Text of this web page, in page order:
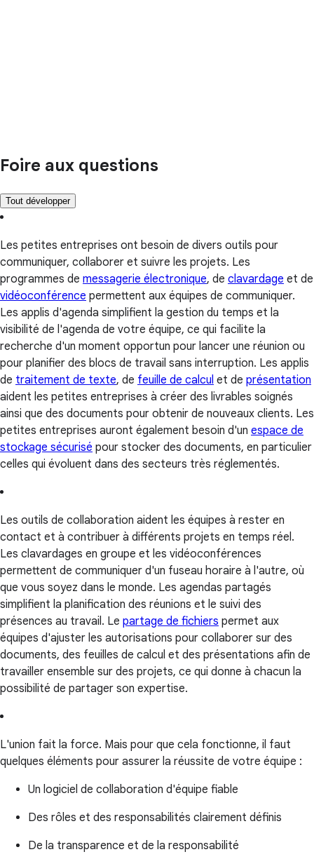
Foire aux questions
Tout développer
Les petites entreprises ont besoin de divers outils pour
communiquer, collaborer et suivre les projets. Les
programmes de messagerie électronique, de clavardage et de
vidéoconférence permettent aux équipes de communiquer.
Les applis d'agenda simplifient la gestion du temps et la
visibilité de l'agenda de votre équipe, ce qui facilite la
recherche d'un moment opportun pour lancer une réunion ou
pour planifier des blocs de travail sans interruption. Les applis
de traitement de texte, de feuille de calcul et de présentation
aident les petites entreprises à créer des livrables soignés
ainsi que des documents pour obtenir de nouveaux clients. Les
petites entreprises auront également besoin d'un espace de
stockage sécurisé pour stocker des documents, en particulier
celles qui évoluent dans des secteurs très réglementés.
Les outils de collaboration aident les équipes à rester en
contact et à contribuer à différents projets en temps réel.
Les clavardages en groupe et les vidéoconférences
permettent de communiquer d'un fuseau horaire à l'autre, où
que vous soyez dans le monde. Les agendas partagés
simplifient la planification des réunions et le suivi des
présences au travail. Le partage de fichiers permet aux
équipes d'ajuster les autorisations pour collaborer sur des
documents, des feuilles de calcul et des présentations afin de
travailler ensemble sur des projets, ce qui donne à chacun la
possibilité de partager son expertise.
L'union fait la force. Mais pour que cela fonctionne, il faut
quelques éléments pour assurer la réussite de votre équipe :
Un logiciel de collaboration d'équipe fiable
Des rôles et des responsabilités clairement définis
De la transparence et de la responsabilité